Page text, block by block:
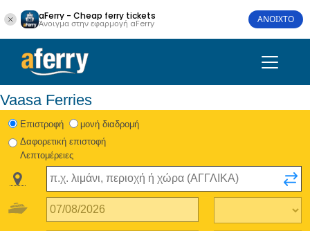
aFerry - Cheap ferry tickets
Άνοιγμα στην εφαρμογή aFerry ΑΝΟΙΧΤΟ
Vaasa Ferries
Eπιστροφή
μονή διαδρομή
Δαφορετική επιστοφή
Λεπτομέρειες